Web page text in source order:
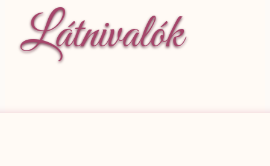
Látnivalók